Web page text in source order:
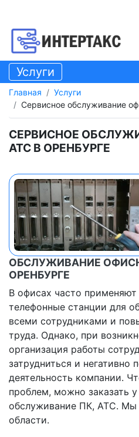
Услуги
Главная
Услуги
Сервисное обслуживание
СЕРВИСНОЕ
АТС В ОРЕНБУРГЕ
ОБСЛУЖИВАНИЕ
ОРЕНБУРГЕ
В офисах часто
телефонные станции для
всеми сотрудниками и
труда. Однако, при
организация работы
затрудниться и негативно
деятельность компании.
проблем, можно заказать
обслуживание ПК, АТС. Мы
области.